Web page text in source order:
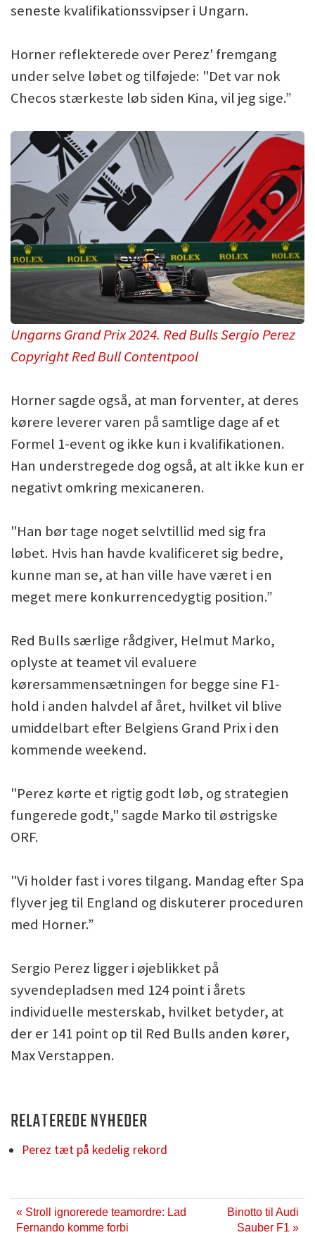
seneste kvalifikationssvipser i Ungarn.
Horner reflekterede over Perez' fremgang
under selve løbet og tilføjede: "Det var nok
Checos stærkeste løb siden Kina, vil jeg sige.”
Ungarns Grand Prix 2024. Red Bulls Sergio Perez
Copyright Red Bull Contentpool
Horner sagde også, at man forventer, at deres
kørere leverer varen på samtlige dage af et
Formel 1-event og ikke kun i kvalifikationen.
Han understregede dog også, at alt ikke kun er
negativt omkring mexicaneren.
"Han bør tage noget selvtillid med sig fra
løbet. Hvis han havde kvalificeret sig bedre,
kunne man se, at han ville have været i en
meget mere konkurrencedygtig position.”
Red Bulls særlige rådgiver, Helmut Marko,
oplyste at teamet vil evaluere
kørersammensætningen for begge sine F1-
hold i anden halvdel af året, hvilket vil blive
umiddelbart efter Belgiens Grand Prix i den
kommende weekend.
"Perez kørte et rigtig godt løb, og strategien
fungerede godt," sagde Marko til østrigske
ORF.
"Vi holder fast i vores tilgang. Mandag efter Spa
flyver jeg til England og diskuterer proceduren
med Horner.”
Sergio Perez ligger i øjeblikket på
syvendepladsen med 124 point i årets
individuelle mesterskab, hvilket betyder, at
der er 141 point op til Red Bulls anden kører,
Max Verstappen.
RELATEREDE NYHEDER
Perez tæt på kedelig rekord
« Stroll ignorerede teamordre: Lad
Fernando komme forbi
Binotto til Audi
Sauber F1 »